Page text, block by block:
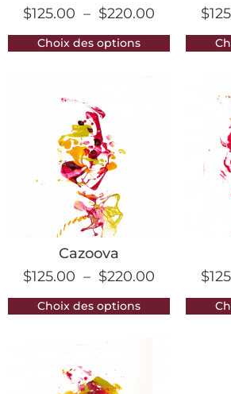
$125.00 – $220.00
Choix des options
$
Cazoova
$125.00 – $220.00
Choix des options
$